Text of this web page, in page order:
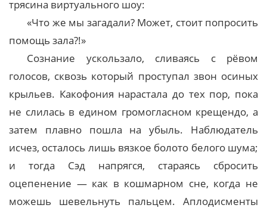
трясина виртуального шоу:
«Что же мы загадали? Может, стоит попросить
помощь зала?!»
Сознание ускользало, сливаясь с рёвом
голосов, сквозь который проступал звон осиных
крыльев. Какофония нарастала до тех пор, пока
не слилась в едином громогласном крещендо, а
затем плавно пошла на убыль. Наблюдатель
исчез, осталось лишь вязкое болото белого шума;
и тогда Сэд напрягся, стараясь сбросить
оцепенение — как в кошмарном сне, когда не
можешь шевельнуть пальцем. Аплодисменты